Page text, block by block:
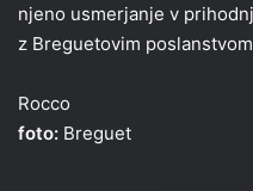
njeno usmerjanje v
z Breguetovim
Rocco
foto: Breguet